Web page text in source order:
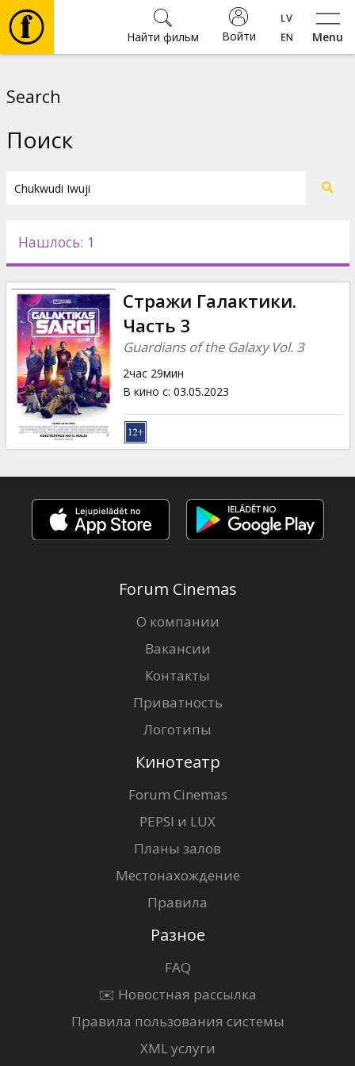
Menu
Войти
Найти фильм
Новости
Подарки
Кинозакуски
B2B
Клуб
Search
Поиск
Нашлось: 1
Стражи Галактики.
Часть 3
Guardians of the Galaxy Vol. 3
2час 29мин
В кино с: 03.05.2023
Forum Cinemas
О компании
Вакансии
Контакты
Приватность
Логотипы
Кинотеатр
Forum Cinemas
PEPSI и LUX
Планы залов
Местонахождение
Правила
Разное
FAQ
✉️ Новостная рассылка
Правила пользования системы
XML услуги